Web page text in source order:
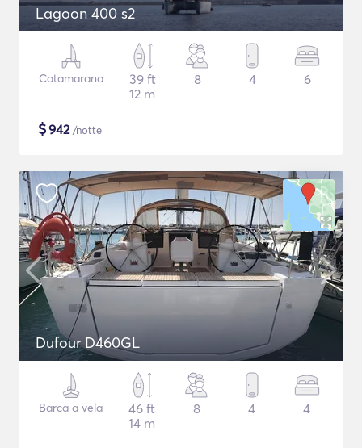
Lagoon 400 s2
Catamarano
39 ft
12 m
8 4 6
$942/notte
Dufour D460GL
Barca a vela
46 ft
14 m
8 4 4